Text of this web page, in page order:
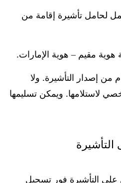
لحامل تأشيرة إقامة من
من إصدار التأشيرة. ولا
لاستلامها. ويمكن تسليمها
التأشيرة فور تسجيل